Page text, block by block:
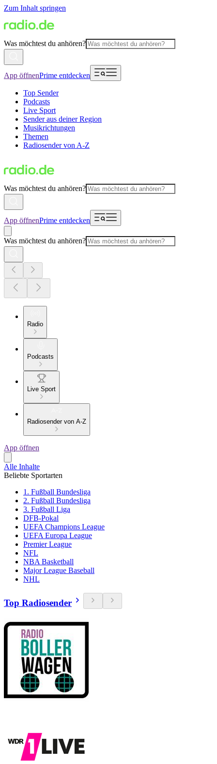
Zum Inhalt springen
Was möchtest du anhören?
App öffnenPrime entdecken
Top Sender
Podcasts
Live Sport
Sender aus deiner Region
Musikrichtungen
Themen
Radiosender von A-Z
Was möchtest du anhören?
App öffnenPrime entdecken
Was möchtest du anhören?
Radio
Podcasts
Live Sport
Radiosender von A-Z
App öffnen
Alle Inhalte
Beliebte Sportarten
1. Fußball Bundesliga
2. Fußball Bundesliga
3. Fußball Liga
DFB-Pokal
UEFA Champions League
UEFA Europa League
Premier League
NFL
NBA Basketball
Major League Baseball
NHL
Top Radiosender